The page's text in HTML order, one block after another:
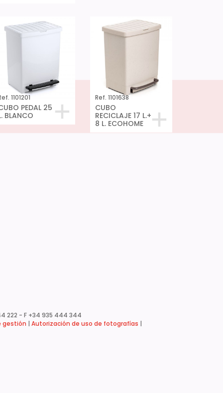
1101201
PEDAL 25
BLANCO
Ref. 1101638
CUBO
RECICLAJE 17 L.+
8 L. ECOHOME
222 - F +34 935 444 344
gestión Autorización de uso de fotografías